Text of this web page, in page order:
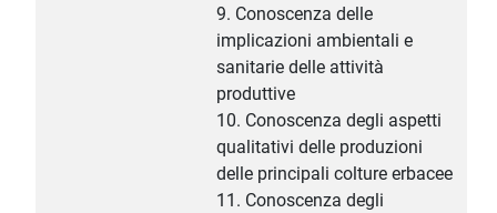
9. Conoscenza delle
implicazioni ambientali e
sanitarie delle attività
produttive
10. Conoscenza degli aspetti
qualitativi delle produzioni
delle principali colture erbacee
11. Conoscenza degli